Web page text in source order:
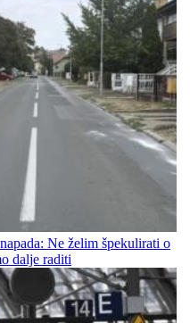
Ne želim špekulirati o
dalje raditi